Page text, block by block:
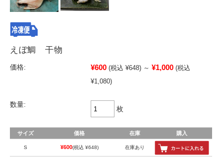
えぼ鯛 干物
価格: ¥600 (税込 ¥648) ～ ¥1,000 (税込
¥1,080)
数量:
枚
サイズ 価格 在庫 購入
S ¥600(税込 ¥648) 在庫あり